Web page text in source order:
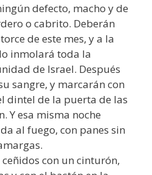
defecto, macho y de
o cabrito. Deberán
de este mes, y a la
inmolará toda la
de Israel. Después
sangre, y marcarán con
dintel de la puerta de las
Y esa misma noche
al fuego, con panes sin
con un cinturón,